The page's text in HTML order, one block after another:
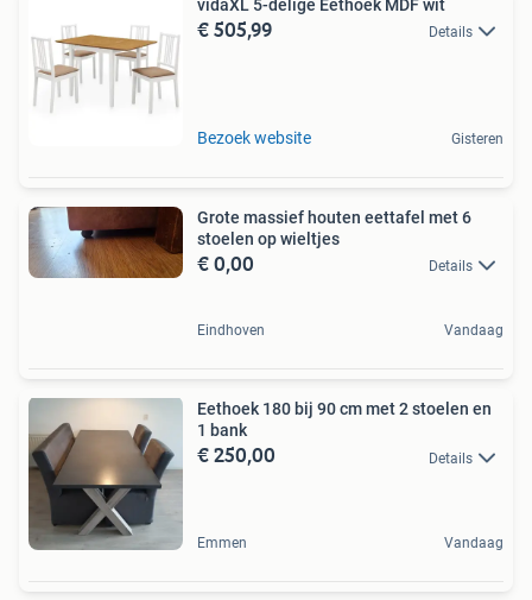
vidaXL 5-delige Eethoek MDF wit
€ 505,99 Details
Bezoek website Gisteren
Grote massief houten eettafel met 6
stoelen op wieltjes
€ 0,00 Details
Eindhoven Vandaag
Eethoek 180 bij 90 cm met 2 stoelen en
1 bank
€ 250,00 Details
Emmen Vandaag